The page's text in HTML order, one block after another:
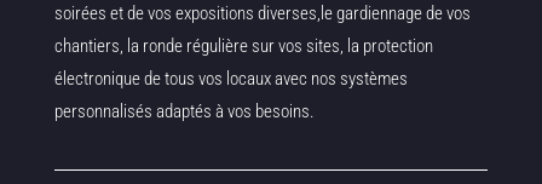
soirées et de vos expositions diverses,le gardiennage de vos
chantiers, la ronde régulière sur vos sites, la protection
électronique de tous vos locaux avec nos systèmes
personnalisés adaptés à vos besoins.